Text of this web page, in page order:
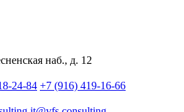
наб., д. 12
24-84 +7 (916) 419-16-66